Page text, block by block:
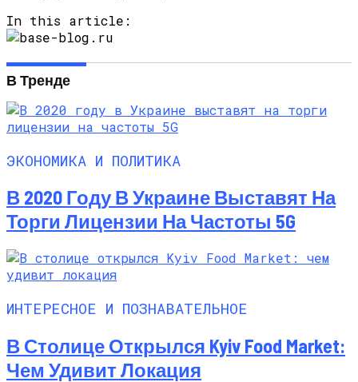
In this article:
В Тренде
ЭКОНОМИКА И ПОЛИТИКА
В 2020 Году В Украине Выставят На
Торги Лицензии На Частоты 5G
ИНТЕРЕСНОЕ И ПОЗНАВАТЕЛЬНОЕ
В Столице Открылся Kyiv Food Market:
Чем Удивит Локация